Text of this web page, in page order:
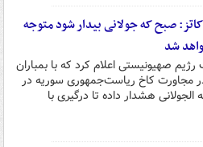
صبح که جولانی بیدار شود متوجه
شد
صهیونیستی اعلام کرد که با بمباران
مجاورت کاخ ریاست‌جمهوری سوریه در
هشدار داده تا درگیری با